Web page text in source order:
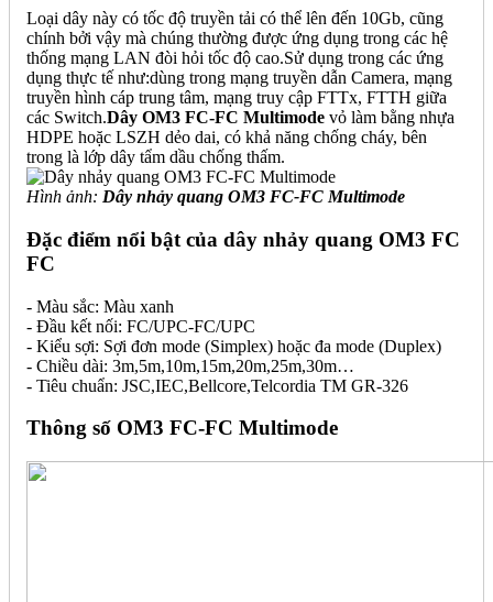
Loại dây này có tốc độ truyền tải có thể lên đến 10Gb, cũng
chính bởi vậy mà chúng thường được ứng dụng trong các hệ
thống mạng LAN đòi hỏi tốc độ cao.Sử dụng trong các ứng
dụng thực tế như:dùng trong mạng truyền dẫn Camera, mạng
truyền hình cáp trung tâm, mạng truy cập FTTx, FTTH giữa
các Switch.Dây OM3 FC-FC Multimode vỏ làm bằng nhựa
HDPE hoặc LSZH dẻo dai, có khả năng chống cháy, bên
trong là lớp dây tẩm dầu chống thấm.
Hình ảnh: Dây nhảy quang OM3 FC-FC Multimode
Đặc điểm nổi bật của dây nhảy quang OM3 FC
FC
- Màu sắc: Màu xanh
- Đầu kết nối: FC/UPC-FC/UPC
- Kiểu sợi: Sợi đơn mode (Simplex) hoặc đa mode (Duplex)
- Chiều dài: 3m,5m,10m,15m,20m,25m,30m…
- Tiêu chuẩn: JSC,IEC,Bellcore,Telcordia TM GR-326
Thông số OM3 FC-FC Multimode